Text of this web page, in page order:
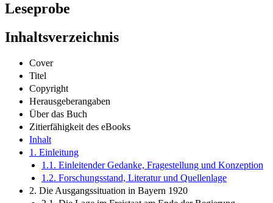
Leseprobe
Inhaltsverzeichnis
Cover
Titel
Copyright
Herausgeberangaben
Über das Buch
Zitierfähigkeit des eBooks
Inhalt
1. Einleitung
1.1. Einleitender Gedanke, Fragestellung und Konzeption
1.2. Forschungsstand, Literatur und Quellenlage
2. Die Ausgangssituation in Bayern 1920